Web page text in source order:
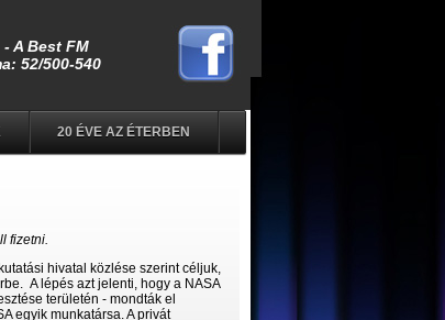
20 ÉVE AZ ÉTERBEN
fizetni.
hivatal közlése szerint céljuk,
A lépés azt jelenti, hogy a NASA
területén - mondták el
egyik munkatársa. A privát